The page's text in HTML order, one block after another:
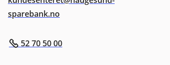
sparebank.no
52 70 50 00